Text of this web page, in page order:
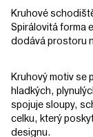
Kruhové
Spirálovitá forma
dodává prostoru
Kruhový motiv se
hladkých,
spojuje sloupy,
celku, který
designu.